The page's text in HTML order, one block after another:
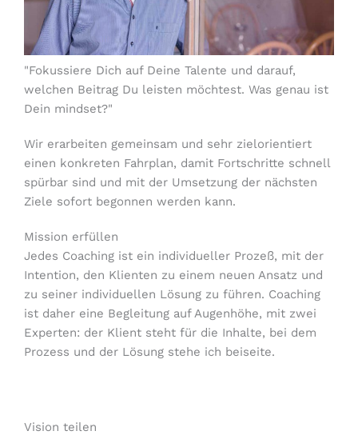
"Fokussiere Dich auf Deine Talente und darauf,
welchen Beitrag Du leisten möchtest. Was genau ist
Dein mindset?"
Wir erarbeiten gemeinsam und sehr zielorientiert
einen konkreten Fahrplan, damit Fortschritte schnell
spürbar sind und mit der Umsetzung der nächsten
Ziele sofort begonnen werden kann.
Mission erfüllen
Jedes Coaching ist ein individueller Prozeß, mit der
Intention, den Klienten zu einem neuen Ansatz und
zu seiner individuellen Lösung zu führen. Coaching
ist daher eine Begleitung auf Augenhöhe, mit zwei
Experten: der Klient steht für die Inhalte, bei dem
Prozess und der Lösung stehe ich beiseite.
Vision teilen